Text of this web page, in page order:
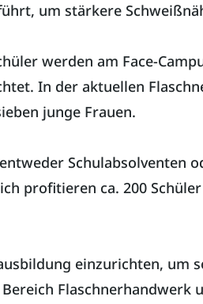
um stärkere
werden am Face-
In der aktuellen
junge Frauen.
Schulabsolventen
profitieren ca. 200
einzurichten, um
Flaschnerhandwerk